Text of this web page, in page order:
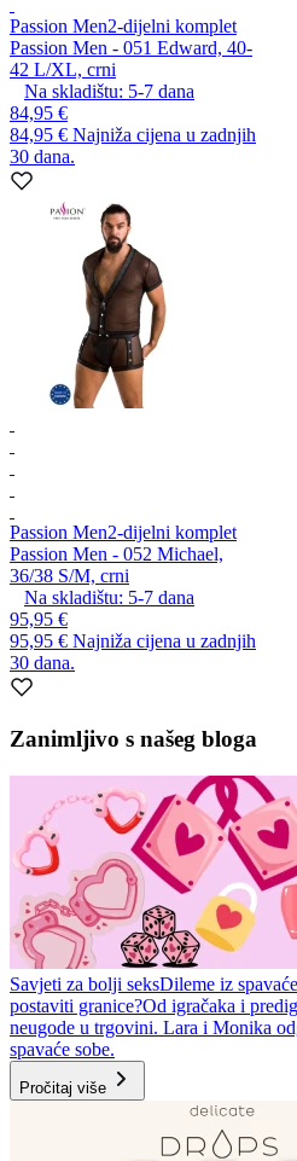
Passion Men2-dijelni komplet
Passion Men - 051 Edward, 40-
42 L/XL, crni
Na skladištu: 5-7 dana
84,95 €
84,95 € Najniža cijena u zadnjih
30 dana.
Passion Men2-dijelni komplet
Passion Men - 052 Michael,
36/38 S/M, crni
Na skladištu: 5-7 dana
95,95 €
95,95 € Najniža cijena u zadnjih
30 dana.
Zanimljivo s našeg bloga
Savjeti za bolji seksDileme iz
postaviti granice?Od igračaka i
neugode u trgovini. Lara i Monika
spavaće sobe.
Pročitaj više